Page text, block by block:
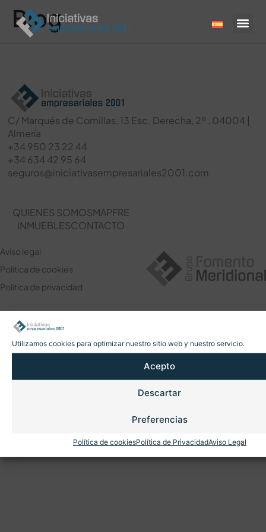
Utilizamos cookies para optimizar nuestro sitio web y nuestro servicio.
Acepto
Descartar
Preferencias
Política de cookiesPolítica de PrivacidadAviso Legal
Blog
C/ Marqués de Comillas, 13 Esc. Derecha, 2º , 04004 |
Almería
+34 950 23 22 44
+34 634 42 95 64
seguros@iniciativasempresariales2001.com
QUIENES SOMOSMAPFRE
INMUEBLESCONTACTO
Aviso legal
Política de cookies
Política de privacidad